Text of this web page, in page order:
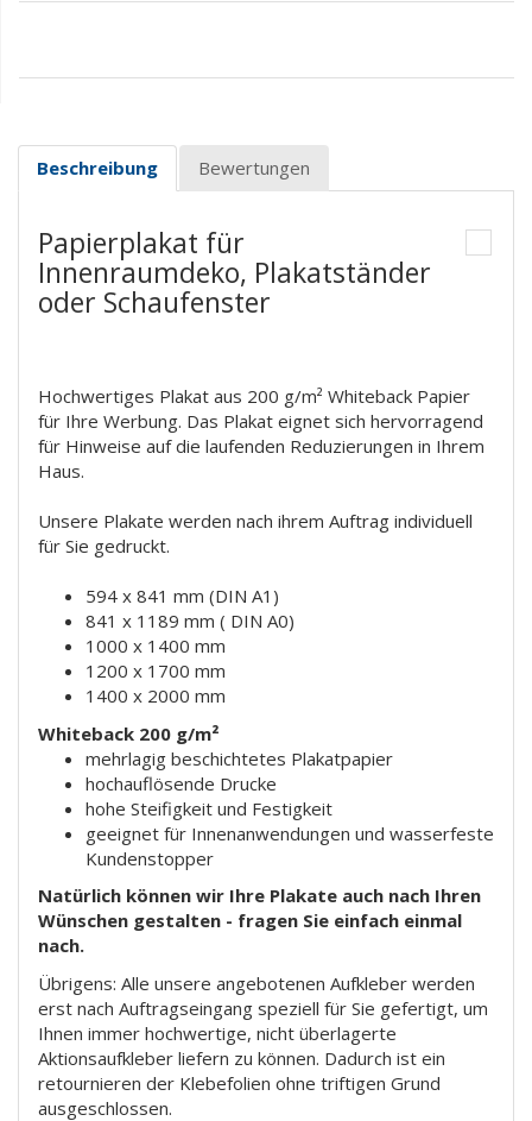
Beschreibung Bewertungen
Papierplakat für
Innenraumdeko, Plakatständer
oder Schaufenster
Hochwertiges Plakat aus 200 g/m² Whiteback Papier
für Ihre Werbung. Das Plakat eignet sich hervorragend
für Hinweise auf die laufenden Reduzierungen in Ihrem
Haus.
Unsere Plakate werden nach ihrem Auftrag individuell
für Sie gedruckt.
594 x 841 mm (DIN A1)
841 x 1189 mm ( DIN A0)
1000 x 1400 mm
1200 x 1700 mm
1400 x 2000 mm
Whiteback 200 g/m²
mehrlagig beschichtetes Plakatpapier
hochauflösende Drucke
hohe Steifigkeit und Festigkeit
geeignet für Innenanwendungen und wasserfeste
Kundenstopper
Natürlich können wir Ihre Plakate auch nach Ihren
Wünschen gestalten - fragen Sie einfach einmal
nach.
Übrigens: Alle unsere angebotenen Aufkleber werden
erst nach Auftragseingang speziell für Sie gefertigt, um
Ihnen immer hochwertige, nicht überlagerte
Aktionsaufkleber liefern zu können. Dadurch ist ein
retournieren der Klebefolien ohne triftigen Grund
ausgeschlossen.